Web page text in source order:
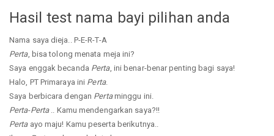
Hasil test nama bayi pilihan anda
Nama saya dieja.. P-E-R-T-A
Perta, bisa tolong menata meja ini?
Saya enggak becanda Perta, ini benar-benar penting bagi saya!
Halo, PT Primaraya ini Perta.
Saya berbicara dengan Pertaminggu ini.
Perta-Perta.. Kamu mendengarkan saya?!!
Pertaayo maju! Kamu peserta berikutnya..